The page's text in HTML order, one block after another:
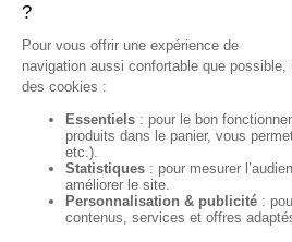
Conditions Générales de vente
Conditions Générales de vente
Mentions Légales
Données personnelles
Codes promo Le Roi du Matelas